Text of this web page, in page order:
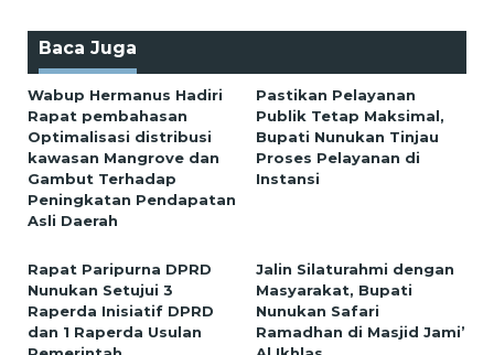
Baca Juga
Wabup Hermanus Hadiri
Rapat pembahasan
Optimalisasi distribusi
kawasan Mangrove dan
Gambut Terhadap
Peningkatan Pendapatan
Asli Daerah
Pastikan Pelayanan
Publik Tetap Maksimal,
Bupati Nunukan Tinjau
Proses Pelayanan di
Instansi
Rapat Paripurna DPRD
Nunukan Setujui 3
Raperda Inisiatif DPRD
dan 1 Raperda Usulan
Jalin Silaturahmi dengan
Masyarakat, Bupati
Nunukan Safari
Ramadhan di Masjid Jami’